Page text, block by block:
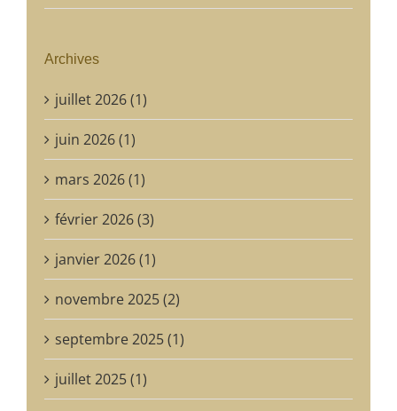
Archives
juillet 2026 (1)
juin 2026 (1)
mars 2026 (1)
février 2026 (3)
janvier 2026 (1)
novembre 2025 (2)
septembre 2025 (1)
juillet 2025 (1)